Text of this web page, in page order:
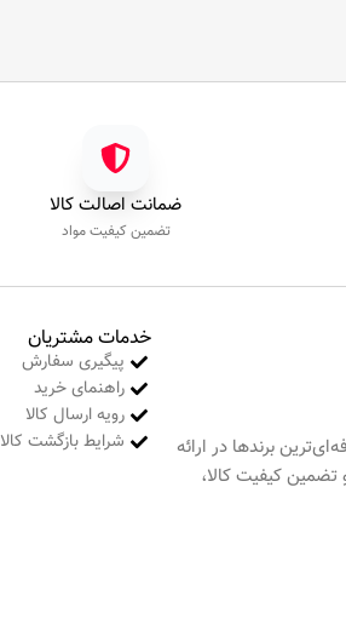
ضمانت اصالت کالا
تضمین کیفیت مواد
برندها در ارائه
کیفیت کالا،
خدمات مشتریان
پیگیری سفارش
راهنمای خرید
رویه ارسال کالا
شرایط بازگشت کالا